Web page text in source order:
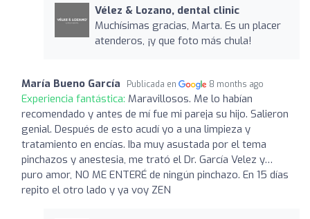
Vélez & Lozano, dental clinic
Muchísimas gracias, Marta. Es un placer
atenderos, ¡y que foto más chula!
María Bueno García Publicada en 8 months ago
Experiencia fantástica: Maravillosos. Me lo habían
recomendado y antes de mí fue mi pareja su hijo. Salieron
genial. Después de esto acudí yo a una limpieza y
tratamiento en encías. Iba muy asustada por el tema
pinchazos y anestesia, me trató el Dr. García Velez y…
puro amor, NO ME ENTERÉ de ningún pinchazo. En 15 días
repito el otro lado y ya voy ZEN